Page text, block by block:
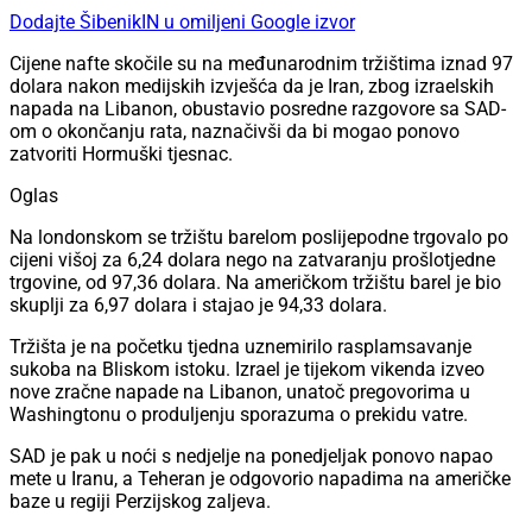
Dodajte ŠibenikIN u omiljeni Google izvor
Cijene nafte skočile su na međunarodnim tržištima iznad 97
dolara nakon medijskih izvješća da je Iran, zbog izraelskih
napada na Libanon, obustavio posredne razgovore sa SAD-
om o okončanju rata, naznačivši da bi mogao ponovo
zatvoriti Hormuški tjesnac.
Oglas
Na londonskom se tržištu barelom poslijepodne trgovalo po
cijeni višoj za 6,24 dolara nego na zatvaranju prošlotjedne
trgovine, od 97,36 dolara. Na američkom tržištu barel je bio
skuplji za 6,97 dolara i stajao je 94,33 dolara.
Tržišta je na početku tjedna uznemirilo rasplamsavanje
sukoba na Bliskom istoku. Izrael je tijekom vikenda izveo
nove zračne napade na Libanon, unatoč pregovorima u
Washingtonu o produljenju sporazuma o prekidu vatre.
SAD je pak u noći s nedjelje na ponedjeljak ponovo napao
mete u Iranu, a Teheran je odgovorio napadima na američke
baze u regiji Perzijskog zaljeva.